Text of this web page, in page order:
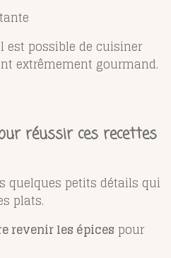
est possible de cuisiner
extrêmement gourmand.
réussir ces recettes
quelques petits détails qui
plats.
revenir les épices pour